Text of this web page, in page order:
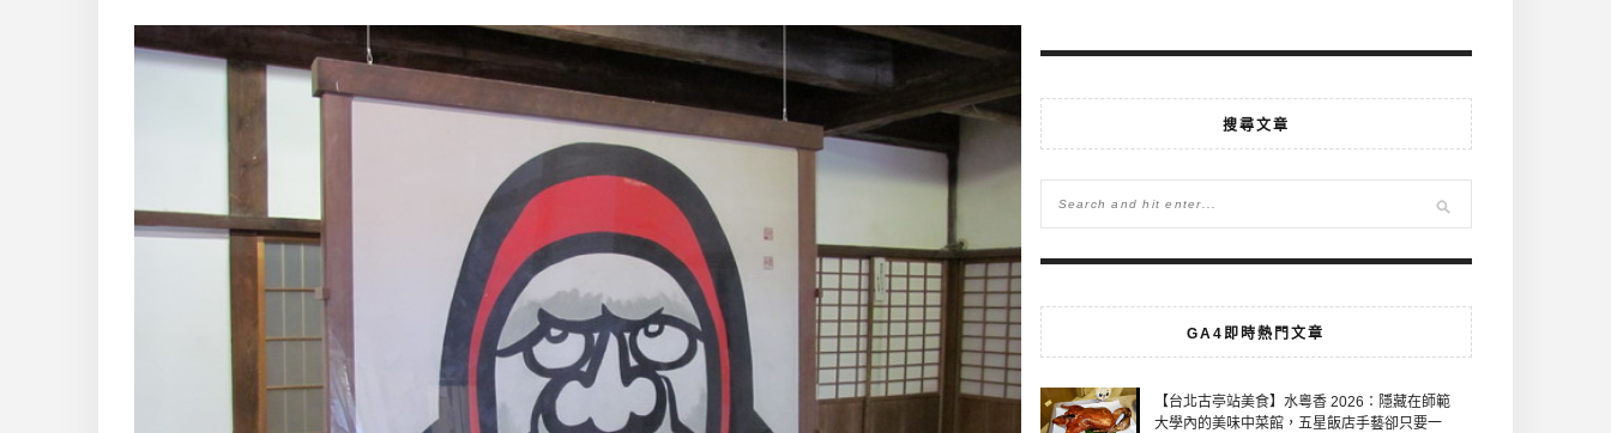
搜尋文章
GA4即時熱門文章
【台北古亭站美食】水粵香 2026：隱藏在師範
大學內的美味中菜館，五星飯店手藝卻只要一